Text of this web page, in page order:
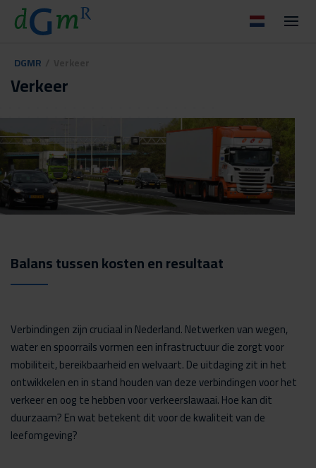
DGMR
Verkeer
Balans tussen kosten en resultaat
Verbindingen zijn cruciaal in Nederland. Netwerken van wegen,
water en spoorrails vormen een infrastructuur die zorgt voor
mobiliteit, bereikbaarheid en welvaart. De uitdaging zit in het
ontwikkelen en in stand houden van deze verbindingen voor het
verkeer en oog te hebben voor verkeerslawaai. Hoe kan dit
duurzaam? En wat betekent dit voor de kwaliteit van de
leefomgeving?